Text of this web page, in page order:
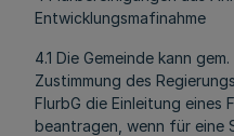
Entwicklungsmafinahme
4.1 Die Gemeinde kann
Zustimmung des
FlurbG die Einleitung eines
beantragen, wenn für eine